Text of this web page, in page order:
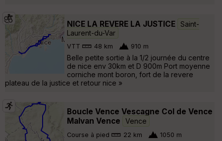
NICE LA REVERE LA JUSTICE Saint-
Laurent-du-Var
VTT 48 km 910 m
Belle petite sortie à la 1/2 journée du centre
de nice env 30km et D 900m Port moyenne
corniche mont boron, fort de la revere
plateau de la justice et retour nice »
Boucle Vence Vescagne Col de Vence
Malvan Vence
Vence
Course à pied 22 km 1050 m